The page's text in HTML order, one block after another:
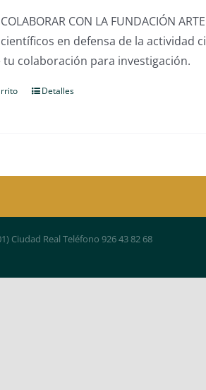
COLABORAR CON LA FUNDACIÓN
en defensa de la actividad
tu colaboración para investigación.
Detalles
Ciudad Real Teléfono 926 43 82 68